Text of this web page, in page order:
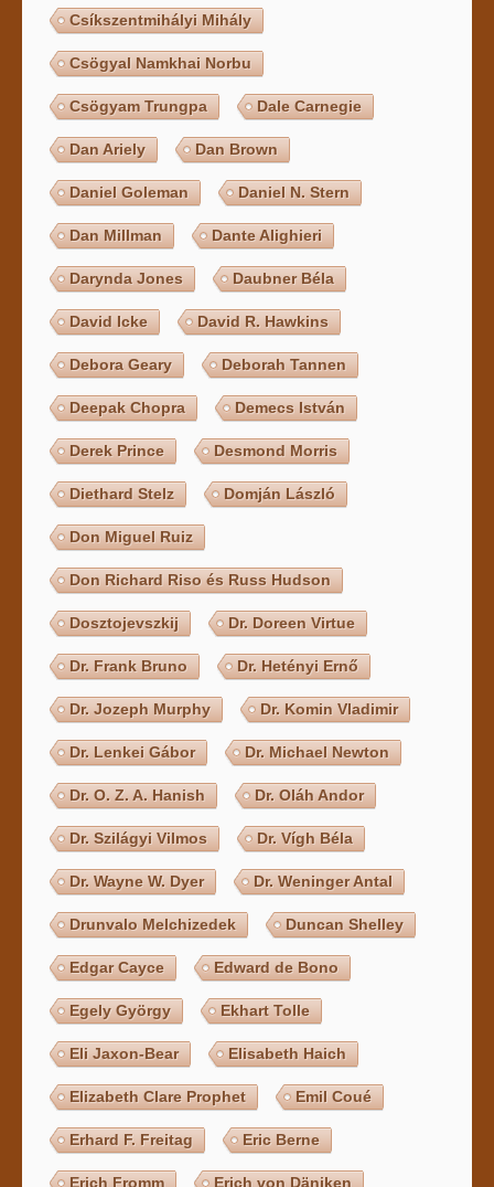
Csíkszentmihályi Mihály
Csögyal Namkhai Norbu
Csögyam Trungpa Dale Carnegie
Dan Ariely Dan Brown
Daniel Goleman Daniel N. Stern
Dan Millman Dante Alighieri
Darynda Jones Daubner Béla
David Icke David R. Hawkins
Debora Geary Deborah Tannen
Deepak Chopra Demecs István
Derek Prince Desmond Morris
Diethard Stelz Domján László
Don Miguel Ruiz
Don Richard Riso és Russ Hudson
Dosztojevszkij Dr. Doreen Virtue
Dr. Frank Bruno Dr. Hetényi Ernő
Dr. Jozeph Murphy Dr. Komin Vladimir
Dr. Lenkei Gábor Dr. Michael Newton
Dr. O. Z. A. Hanish Dr. Oláh Andor
Dr. Szilágyi Vilmos Dr. Vígh Béla
Dr. Wayne W. Dyer Dr. Weninger Antal
Drunvalo Melchizedek Duncan Shelley
Edgar Cayce Edward de Bono
Egely György Ekhart Tolle
Eli Jaxon-Bear Elisabeth Haich
Elizabeth Clare Prophet Emil Coué
Erhard F. Freitag Eric Berne
Erich Fromm Erich von Däniken